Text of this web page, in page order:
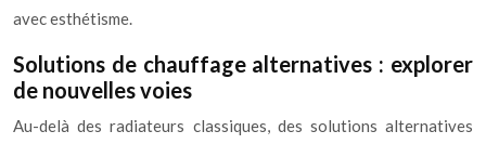
avec esthétisme.
Solutions de chauffage alternatives : explorer
de nouvelles voies
Au-delà des radiateurs classiques, des solutions alternatives